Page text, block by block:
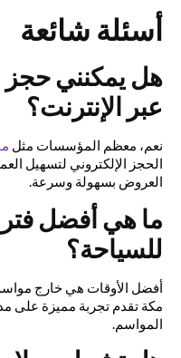
أسئلة شائعة
هل يمكنني حجز
عبر الإنترنت؟
نعم، معظم المؤسسات مثل
الحجز الإلكتروني لتسهيل
العروض بسهولة وسرعة.
ما هي أفضل
للسياحة؟
أفضل الأوقات هي خارج
مكة تقدم تجربة مميزة على
المواسم.